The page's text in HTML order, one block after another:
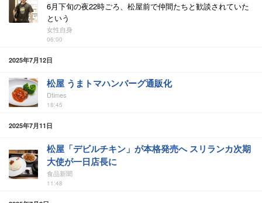
6月下旬の夜22時ごろ、松屋前で仲間たちと歓談されていた
という
女性自身
06:00
2025年7月12日
松屋 うまトマハンバーグ通販化
Dtimes
18:45
2025年7月11日
松屋「デビルチキン」が本格発売へ スリランカ次期
大使が一日店長に
食品新聞
11:48